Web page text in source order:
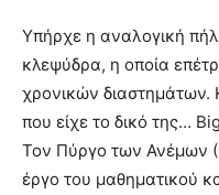
Υπήρχε η αναλογική
κλεψύδρα, η οποία
χρονικών διαστημάτων.
που είχε το δικό της…
Τον Πύργο των Ανέμων
έργο του μαθηματικού